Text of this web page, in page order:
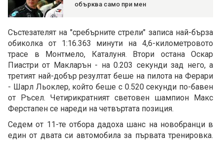
обърква само при мен
Състезателят на "сребърните стрели" записа най-бърза
обиколка от 1:16.363 минути на 4,6-километровото
трасе в Монтмело, Каталуня. Втори остана Оскар
Пиастри от Макларън - на 0.203 секунди зад него, а
третият най-добър резултат беше на пилота на Ферари
- Шарл Льоклер, който беше с 0.520 секунди по-бавен
от Ръсел. Четирикратният световен шампион Макс
Ферстапен се нареди на четвъртата позиция.
Седем от 11-те отбора дадоха шанс на новобранци в
един от двата си автомобила за първата тренировка.